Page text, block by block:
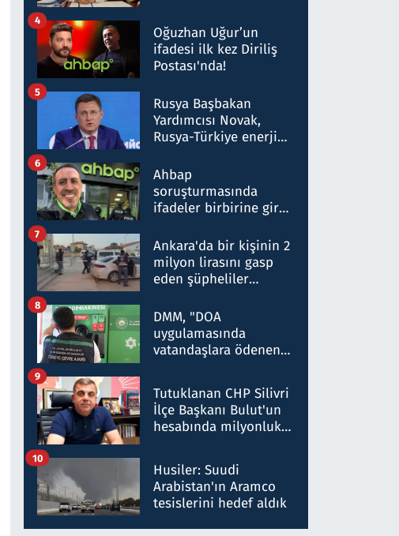
Oğuzhan Uğur’un
ifadesi ilk kez Diriliş
Postası'nda!
4
Rusya Başbakan
Yardımcısı Novak,
Rusya-Türkiye enerji
nitelikte olduğunu
belirtti
5
Ahbap
soruşturmasında
ifadeler birbirine girdi:
ifadelerinden ortaya
çıkan tablo şok etti
6
Ankara'da bir kişinin 2
milyon lirasını gasp
eden şüpheliler
7
DMM, "DOA
uygulamasında
vatandaşlara ödenen
düşürüldüğü" iddiasını
yalanladı
8
Tutuklanan CHP Silivri
İlçe Başkanı Bulut'un
hesabında milyonluk
talimat verdi, ben
gönderdim
9
Husiler: Suudi
Arabistan'ın Aramco
tesislerini hedef aldık
10